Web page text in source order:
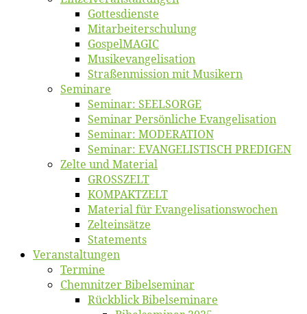
Got­tes­diens­te
Mitarbeiter­schulung
Gos­pel­MA­GIC
Musikevan­ge­li­sa­tion
Straßenmis­sion mit Musikern
Se­mi­na­re
Se­mi­nar: SEELSORGE
Se­mi­nar Per­sön­li­che Evangelisation
Se­mi­nar: MODERATION
Se­mi­nar: EVANGELISTISCH PREDIGEN
Zel­te und Material
GROSSZELT
KOMPAKTZELT
Ma­te­ri­al für Evangelisationswochen
Zelt­ein­sät­ze
State­ments
Ver­an­stal­tun­gen
Ter­mi­ne
Chemnit­zer Bibelseminar
Rück­blick Bibelseminare